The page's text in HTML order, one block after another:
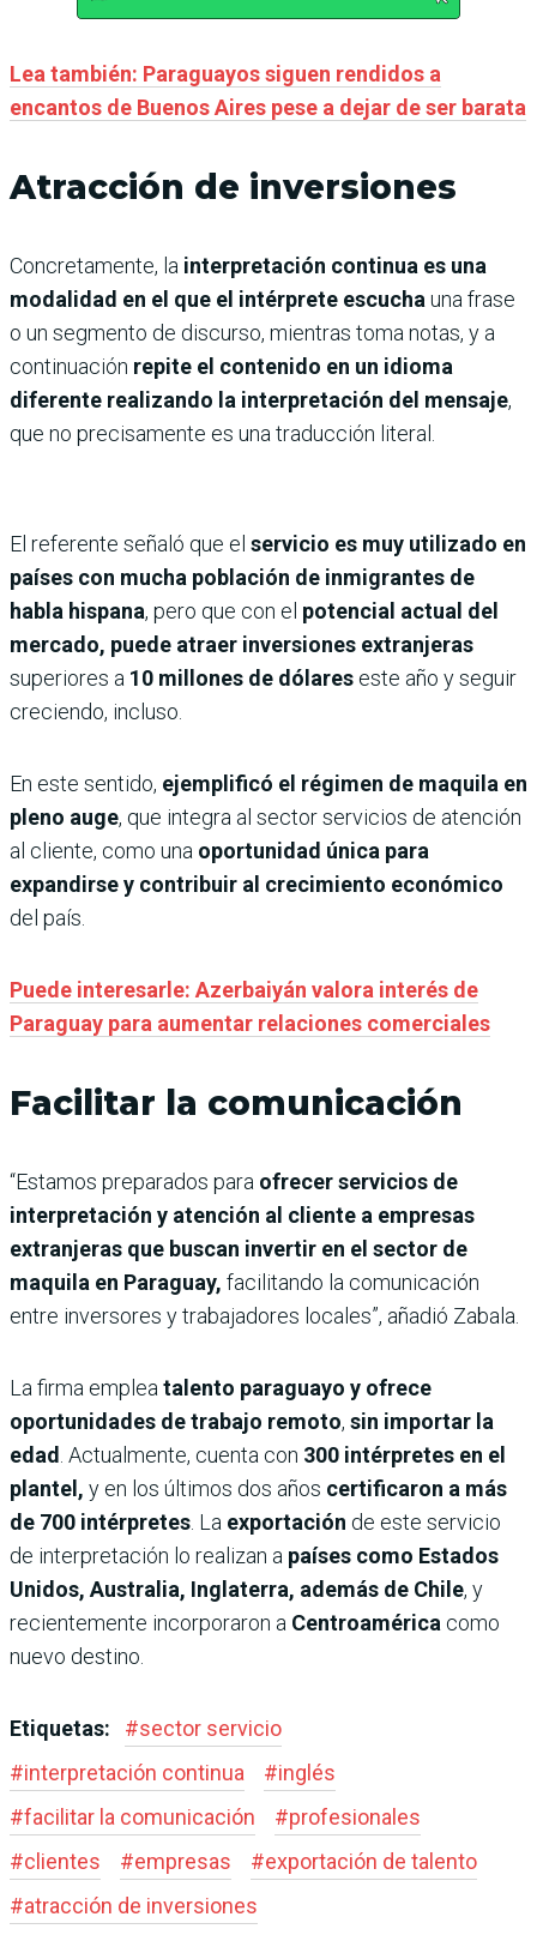
Lea también: Paraguayos siguen rendidos a
encantos de Buenos Aires pese a dejar de ser barata
Atracción de inversiones
Concretamente, la interpretación continua es una
modalidad en el que el intérprete escucha una frase
o un segmento de discurso, mientras toma notas, y a
continuación repite el contenido en un idioma
diferente realizando la interpretación del mensaje,
que no precisamente es una traducción literal.
El referente señaló que el servicio es muy utilizado en
países con mucha población de inmigrantes de
habla hispana, pero que con el potencial actual del
mercado, puede atraer inversiones extranjeras
superiores a 10 millones de dólares este año y seguir
creciendo, incluso.
En este sentido, ejemplificó el régimen de maquila en
pleno auge, que integra al sector servicios de atención
al cliente, como una oportunidad única para
expandirse y contribuir al crecimiento económico
del país.
Puede interesarle: Azerbaiyán valora interés de
Paraguay para aumentar relaciones comerciales
Facilitar la comunicación
“Estamos preparados para ofrecer servicios de
interpretación y atención al cliente a empresas
extranjeras que buscan invertir en el sector de
maquila en Paraguay, facilitando la comunicación
entre inversores y trabajadores locales”, añadió Zabala.
La firma emplea talento paraguayo y ofrece
oportunidades de trabajo remoto, sin importar la
edad . Actualmente, cuenta con 300 intérpretes en el
plantel, y en los últimos dos años certificaron a más
de 700 intérpretes . La exportación de este servicio
de interpretación lo realizan a países como Estados
Unidos, Australia, Inglaterra, además de Chile, y
recientemente incorporaron a Centroamérica como
nuevo destino.
Etiquetas: #sector servicio
#interpretación continua #inglés
#facilitar la comunicación #profesionales
#clientes #empresas #exportación de talento
#atracción de inversiones